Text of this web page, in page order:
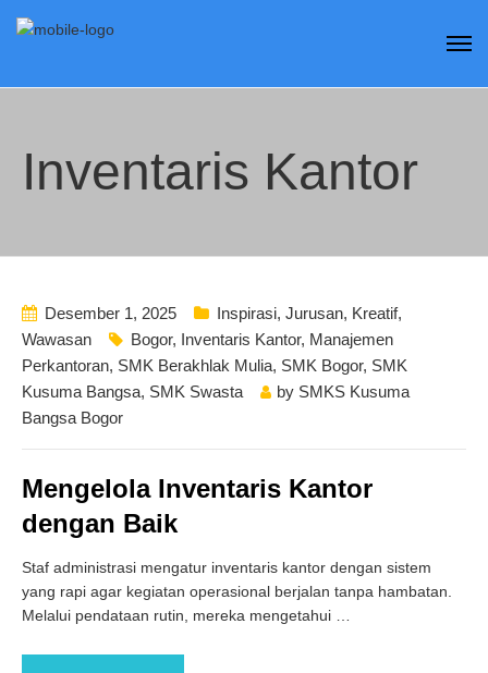
Inventaris Kantor
Desember 1, 2025 Inspirasi, Jurusan, Kreatif,
Wawasan
Bogor, Inventaris Kantor, Manajemen
Perkantoran, SMK Berakhlak Mulia, SMK Bogor, SMK
Kusuma Bangsa, SMK Swasta by SMKS Kusuma
Bangsa Bogor
Mengelola Inventaris Kantor
dengan Baik
Staf administrasi mengatur inventaris kantor dengan sistem
yang rapi agar kegiatan operasional berjalan tanpa hambatan.
Melalui pendataan rutin, mereka mengetahui